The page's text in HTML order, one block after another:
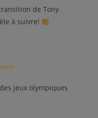
de Tony
à suivre!
jeux olympiques